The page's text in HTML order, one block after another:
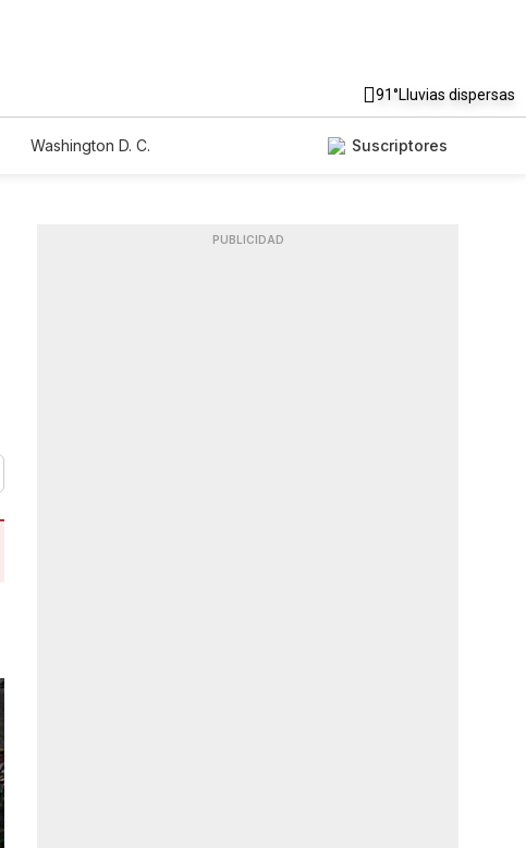
91°Lluvias dispersas
Washington D. C.
Suscriptores
PUBLICIDAD